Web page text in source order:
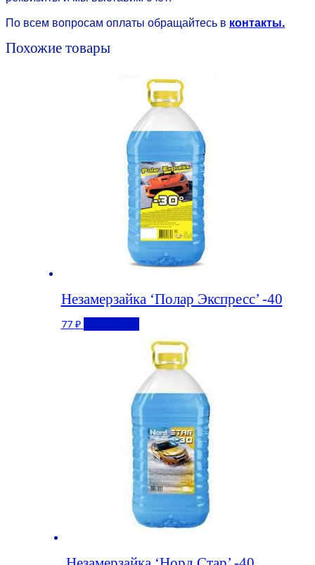
По всем вопросам оплаты обращайтесь в контакты.
Похожие товары
Незамерзайка ‘Полар Экспресс’ -40
77 ₽